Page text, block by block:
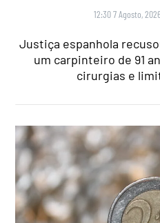
12:30 7 Agosto, 2026
Justiça espanhola
um carpinteiro de 91
cirurgias e